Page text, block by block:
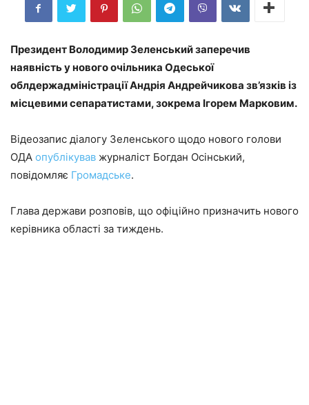
Президент Володимир Зеленський заперечив
наявність у нового очільника Одеської
облдержадміністрації Андрія Андрейчикова зв’язків із
місцевими сепаратистами, зокрема Ігорем Марковим.
Відеозапис діалогу Зеленського щодо нового голови
ОДА опублікував журналіст Богдан Осінський,
повідомляє Громадське.
Глава держави розповів, що офіційно призначить нового
керівника області за тиждень.